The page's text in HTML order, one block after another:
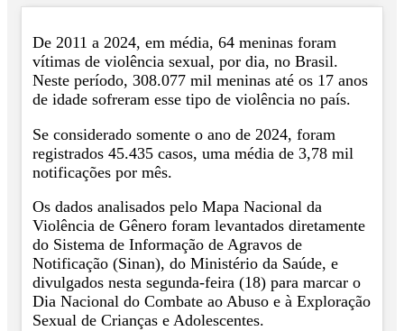
De 2011 a 2024, em média, 64 meninas foram
vítimas de violência sexual, por dia, no Brasil.
Neste período, 308.077 mil meninas até os 17 anos
de idade sofreram esse tipo de violência no país.
Se considerado somente o ano de 2024, foram
registrados 45.435 casos, uma média de 3,78 mil
notificações por mês.
Os dados analisados pelo Mapa Nacional da
Violência de Gênero foram levantados diretamente
do Sistema de Informação de Agravos de
Notificação (Sinan), do Ministério da Saúde, e
divulgados nesta segunda-feira (18) para marcar o
Dia Nacional do Combate ao Abuso e à Exploração
Sexual de Crianças e Adolescentes.